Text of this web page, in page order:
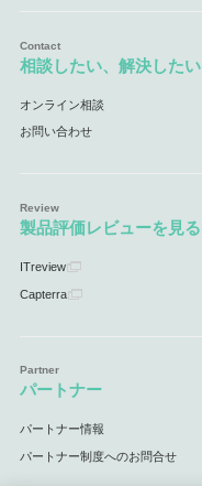
相談したい、解決したい
オンライン相談
お問い合わせ
製品評価レビューを見る
ITreview
Capterra
パートナー
パートナー情報
パートナー制度へのお問合せ